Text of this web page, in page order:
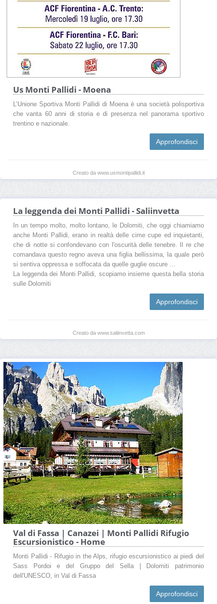
Us Monti Pallidi - Moena
L’Unione Sportiva Monti Pallidi di Moena è una società polisportiva
che vanta 60 anni di storia e di presenza nel panorama sportivo
trentino e nazionale.
Approfondisci
Creato da www.usmontipallidi.it
La leggenda dei Monti Pallidi - Saliinvetta
In un tempo molto, molto lontano, le Dolomiti, che oggi chiamiamo
anche Monti Pallidi, erano in realtà delle cime cupe ed inquietanti,
che di notte si confondevano con l'oscurità delle tenebre. Il re che
comandava questo regno aveva una figlia bellissima, la quale però
si sentiva oppressa e soffocata da quelle guglie oscure ...
La leggenda dei Monti Pallidi, scopiamo insieme questa bella storia
sulle Dolomiti
Approfondisci
Creato da www.saliinvetta.com
Val di Fassa | Canazei | Monti Pallidi Rifugio
Escursionistico - Home
Monti Pallidi - Rifugio in the Alps, rifugio escursionistico ai piedi del
Sass Pordoi e del Gruppo del Sella | Dolomiti patrimonio
dell'UNESCO, in Val di Fassa
Approfondisci